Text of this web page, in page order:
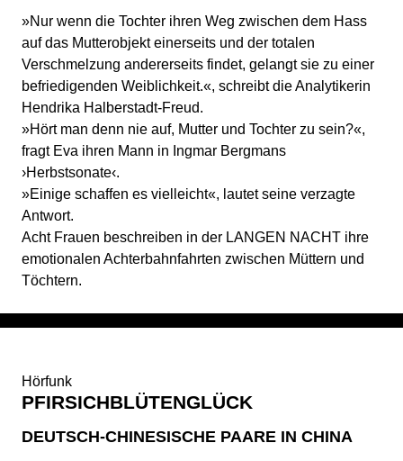
»Nur wenn die Tochter ihren Weg zwischen dem Hass
auf das Mutterobjekt einerseits und der totalen
Verschmelzung andererseits findet, gelangt sie zu einer
befriedigenden Weiblichkeit.«, schreibt die Analytikerin
Hendrika Halberstadt-Freud.
»Hört man denn nie auf, Mutter und Tochter zu sein?«,
fragt Eva ihren Mann in Ingmar Bergmans
›Herbstsonate‹.
»Einige schaffen es vielleicht«, lautet seine verzagte
Antwort.
Acht Frauen beschreiben in der LANGEN NACHT ihre
emotionalen Achterbahnfahrten zwischen Müttern und
Töchtern.
Hörfunk
PFIRSICHBLÜTENGLÜCK
DEUTSCH-CHINESISCHE PAARE IN CHINA